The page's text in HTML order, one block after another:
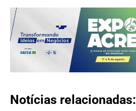
Notícias relacionadas: